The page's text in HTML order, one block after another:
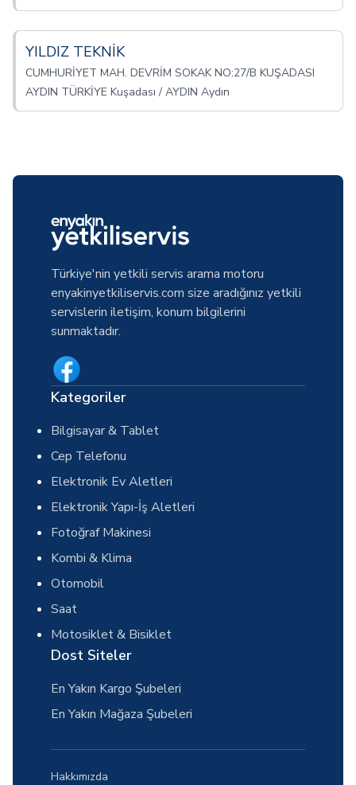
YILDIZ TEKNİK
CUMHURİYET MAH. DEVRİM SOKAK NO:27/B KUŞADASI
AYDIN TÜRKİYE Kuşadası / AYDIN Aydın
Türkiye'nin yetkili servis arama motoru
enyakinyetkiliservis.com size aradığınız yetkili
servislerin iletişim, konum bilgilerini
sunmaktadır.
Kategoriler
Bilgisayar & Tablet
Cep Telefonu
Elektronik Ev Aletleri
Elektronik Yapı-İş Aletleri
Fotoğraf Makinesi
Kombi & Klima
Otomobil
Saat
Motosiklet & Bisiklet
Dost Siteler
En Yakın Kargo Şubeleri
En Yakın Mağaza Şubeleri
Hakkımızda